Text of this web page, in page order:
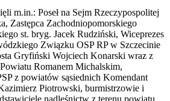
m.in.: Poseł na Sejm Rzeczypospolitej
Zastępca Zachodniopomorskiego
st. bryg. Jacek Rudziński, Wiceprezes
Związku OSP RP w Szczecinie
Gryfiński Wojciech Konarski wraz z
Romanem Michalskim,
z powiatów sąsiednich Komendant
Piotrowski, burmistrzowie i
nadleśnictw z terenu powiatu